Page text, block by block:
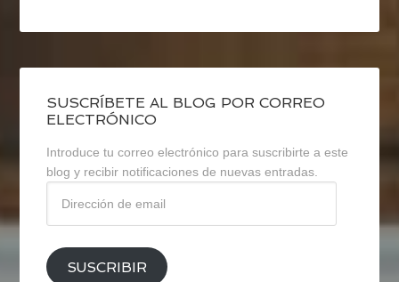
SUSCRÍBETE AL BLOG POR CORREO
ELECTRÓNICO
Introduce tu correo electrónico para suscribirte a este
blog y recibir notificaciones de nuevas entradas.
email
SUSCRIBIR